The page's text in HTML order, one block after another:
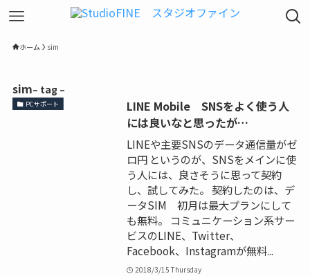
ホーム sim
sim– tag –
PCサポート
LINE Mobile SNSをよく使う人
には良いなと思ったが…
LINEや主要SNSのデータ通信量がゼ
ロ円 というのが、SNSをメインに使
う人には、良さそうに思って契約
し、試してみた。 契約したのは、デ
ータSIM 初月は最大プランにして
も無料。 コミュニケーション系サー
ビスのLINE、Twitter、
Facebook、Instagramが無料...
2018/3/15 Thursday